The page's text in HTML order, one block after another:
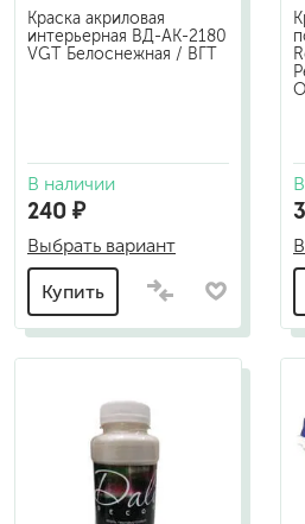
Краска акриловая
интерьерная ВД-АК-2180
VGT Белоснежная / ВГТ
В наличии
240 ₽
Выбрать вариант
Купить